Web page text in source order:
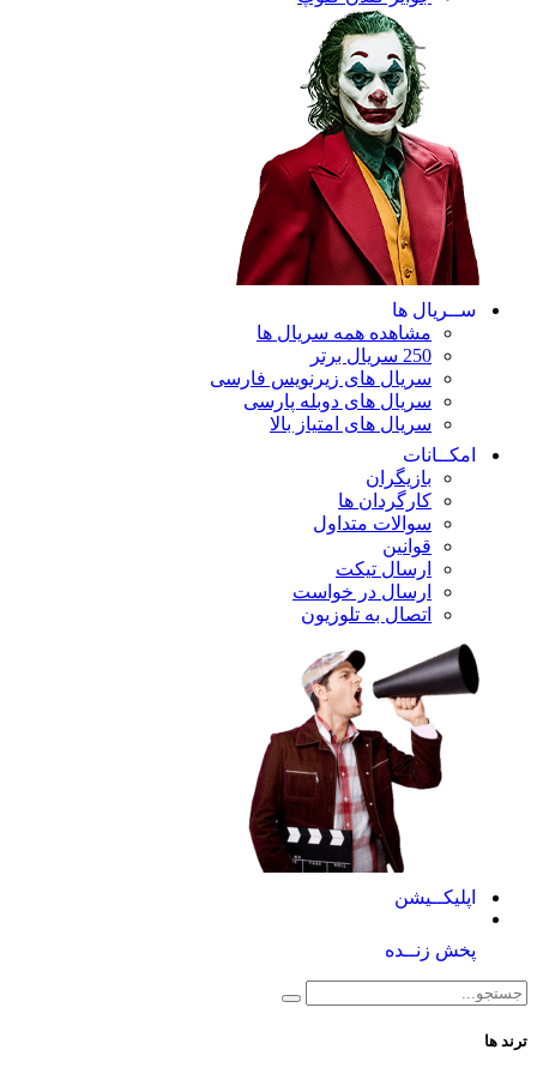
ها
مشاهده همه سریال ها
سریال های زیرنویس فارسی
سریال های دوبله پارسی
سریال های امتیاز بالا
کارگردان ها
سوالات متداول
ارسال تیکت
ارسال در خواست
اتصال به تلوزیون
زنــده